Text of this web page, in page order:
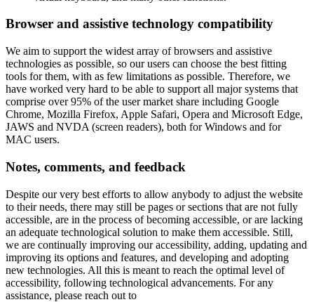
Browser and assistive technology compatibility
We aim to support the widest array of browsers and assistive
technologies as possible, so our users can choose the best fitting
tools for them, with as few limitations as possible. Therefore, we
have worked very hard to be able to support all major systems that
comprise over 95% of the user market share including Google
Chrome, Mozilla Firefox, Apple Safari, Opera and Microsoft Edge,
JAWS and NVDA (screen readers), both for Windows and for
MAC users.
Notes, comments, and feedback
Despite our very best efforts to allow anybody to adjust the website
to their needs, there may still be pages or sections that are not fully
accessible, are in the process of becoming accessible, or are lacking
an adequate technological solution to make them accessible. Still,
we are continually improving our accessibility, adding, updating and
improving its options and features, and developing and adopting
new technologies. All this is meant to reach the optimal level of
accessibility, following technological advancements. For any
assistance, please reach out to